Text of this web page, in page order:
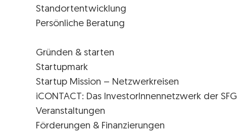
Standortentwicklung
Persönliche Beratung
Gründen & starten
Startupmark
Startup Mission – Netzwerkreisen
iCONTACT: Das InvestorInnennetzwerk der SFG
Veranstaltungen
Förderungen & Finanzierungen